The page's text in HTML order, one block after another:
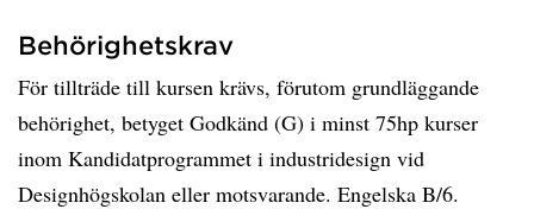
Behörighetskrav
För tillträde till kursen krävs, förutom grundläggande
behörighet, betyget Godkänd (G) i minst 75hp kurser
inom Kandidatprogrammet i industridesign vid
Designhögskolan eller motsvarande. Engelska B/6.